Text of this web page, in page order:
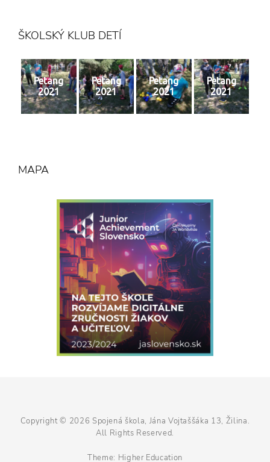
ŠKOLSKÝ KLUB DETÍ
Petang
2021
Petang
2021
Petang
2021
Petang
2021
MAPA
Copyright © 2026 Spojená škola, Jána Vojtaššáka 13, Žilina.
All Rights Reserved.
Theme: Higher Education